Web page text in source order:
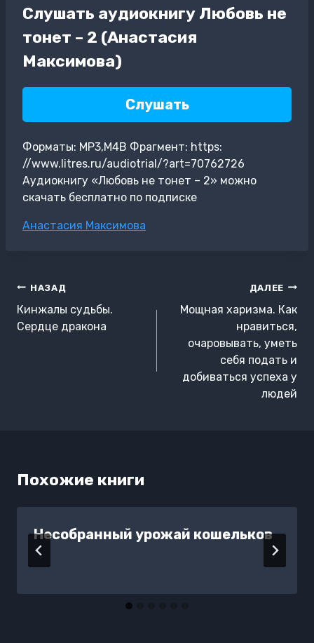
Слушать аудиокнигу Любовь не
тонет – 2 (Анастасия
Максимова)
Слушать
Форматы: MP3,M4B Фрагмент: https:
//www.litres.ru/audiotrial/?art=70762726
Аудиокнигу «Любовь не тонет – 2» можно
скачать бесплатно по подписке
Метки
Анастасия Максимова
Навигация
по
записям
НАЗАД
Кинжалы судьбы.
Сердце дракона
ДАЛЕЕ
Мощная харизма. Как
нравиться,
очаровывать, уметь
себя подать и
добиваться успеха у
людей
Похожие книги
Несобранный урожай кошельков